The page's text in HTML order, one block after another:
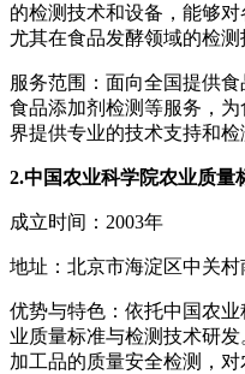
的检测技术和设备，能够
尤其在食品发酵领域的检测
服务范围：面向全国提供
食品添加剂检测等服务，
界提供专业的技术支持和检
2.中国农业科学院农业质量
成立时间：2003年
地址：北京市海淀区中关村
优势与特色：依托中国农
业质量标准与检测技术研
加工品的质量安全检测，